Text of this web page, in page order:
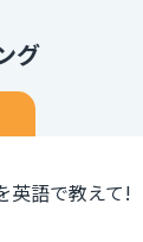
グ
英語で教えて!